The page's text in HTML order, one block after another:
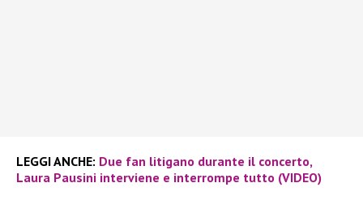
LEGGI ANCHE: Due fan litigano durante il concerto,
Laura Pausini interviene e interrompe tutto (VIDEO)